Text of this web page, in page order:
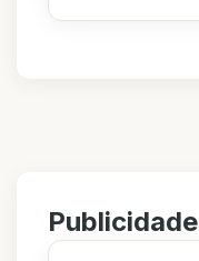
Publicidade